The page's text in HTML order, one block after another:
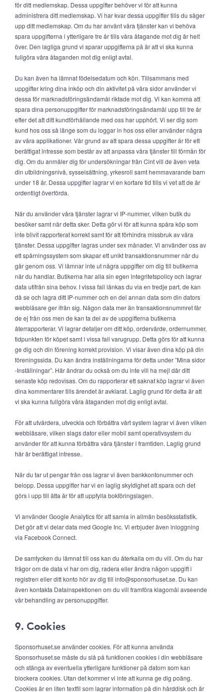
för ditt medlemskap. Dessa uppgifter behöver vi för att kunna
administrera ditt medlemskap. Vi har kvar dessa uppgifter tills du säger
upp ditt medlemskap. Om du har använt våra tjänster kan vi behöva
spara uppgifterna i ytterligare tre år tills våra åtagande mot dig är helt
över. Den lagliga grund vi sparar uppgifterna på är att vi ska kunna
fullgöra våra åtaganden mot dig enligt avtal.
Du kan även ha lämnat födelsedatum och kön. Tillsammans med
uppgifter kring dina inköp och din aktivitet på våra sidor använder vi
dessa för marknadsföringsändamål riktade mot dig. Vi kan komma att
spara dina personuppgifter för marknadsföringsändamål upp till tre år
efter det att ditt kundförhållande med oss har upphört. Vi ser dig som
kund hos oss så länge som du loggar in hos oss eller använder några
av våra applikationer. Vår grund av att spara dessa uppgifter är för ett
berättigat intresse som består av att anpassa våra tjänster till förmån för
dig. Om du anmäler dig för undersökningar från Cint vill de även veta
din utbildningsnivå, sysselsättning, yrkesroll samt hemmavarande barn
under 18 år. Dessa uppgifter lagrar vi en kortare tid tills vi vet att de är
ordentligt överförda.
När du använder våra tjänster lagrar vi IP-nummer, vilken butik du
besöker samt när detta sker. Detta gör vi för att kunna spåra köp som
inte blivit rapporterat korrekt samt för att förhindra missbruk av våra
tjänster. Dessa uppgifter lagras under sex månader. Vi använder oss av
ett spårningssystem som skapar ett unikt transaktionsnummer när du
går genom oss. Vi lämnar inte ut några uppgifter om dig till butikerna
när du handlar. Butikerna har alla sin egen integritetspolicy och lagrar
data utifrån sina behov. I vissa fall länkas du via en tredje part, de kan
då se och lagra ditt IP-nummer och en del annan data som din dators
webbläsare ger ifrån sig. Någon data mer än transaktionsnummret får
de ej från oss men de kan ta del av de uppgifterna butikerna
återrapporterar. Vi lagrar detaljer om ditt köp, ordervärde, ordernummer,
tidpunkten för köpet samt i vissa fall varugrupp. Detta görs för att kunna
ge dig och din förening korrekt provision. Vi visar även dina köp på din
föreningssida. Du kan ändra inställningarna för detta under ”Mina sidor
-Inställningar”. Här ändrar du också om du inte vill ha mejl där ditt
senaste köp redovisas. Om du rapporterar ett saknat köp lagrar vi även
dina kommentarer tills ärendet är avklarat. Laglig grund för detta är att
vi ska kunna fullgöra våra åtaganden mot dig enligt avtal.
För att utvärdera, utveckla och förbättra vårt system lagrar vi även vilken
webbläsare, vilken slags dator eller mobil samt operativsystem du
använder för att kunna förbättra våra tjänster i framtiden. Laglig grund
här är berättigat intresse.
När du tar ut pengar från oss lagrar vi även bankkontonummer och
belopp. Dessa uppgifter har vi en laglig skyldighet att spara och det
görs i upp till åtta år för att uppfylla bokföringslagen.
Vi använder Google Analytics för att samla in allmän besöksstatistik.
Det gör att vi delar data med Google Inc. Vi erbjuder även inloggning
via Facebook Connect.
De samtycken du lämnat till oss kan du återkalla om du vill. Om du har
frågor om de data vi har om dig, radera eller ändra någon uppgift i
registren eller ditt konto hör av dig till info@sponsorhuset.se. Du kan
även kontakta Datainspektionen om du vill framföra klagomål avseende
vår behandling av personuppgifter.
9. Cookies
Sponsorhuset.se använder cookies. För att kunna använda
Sponsorhuset.se måste du slå på funktionen cookies i din webbläsare
och stänga av eventuella ytterligare funktioner på datorn som kan
blockera cookies. Utan det kommer vi inte att kunna ge dig poäng.
Cookies är en liten textfil som lagrar information på din hårddisk och är